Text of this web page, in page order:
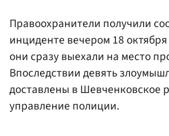
Правоохранители получили
инциденте вечером 18
они сразу выехали на место
Впоследствии девять
доставлены в Шевченковское
управление полиции.